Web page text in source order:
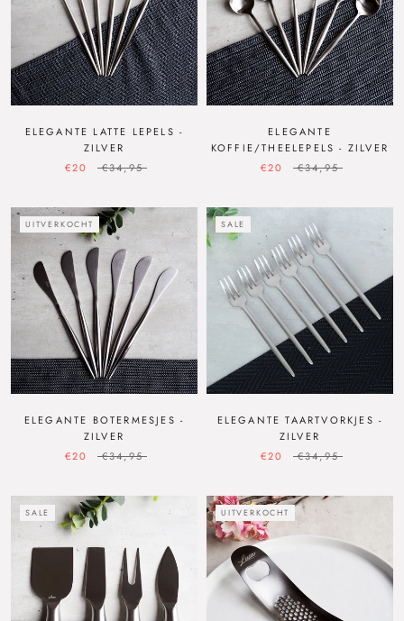
ELEGANTE LATTE LEPELS -
ZILVER
€20
€34,95
ELEGANTE
KOFFIE/THEELEPELS - ZILVER
€20
€34,95
UITVERKOCHT
ELEGANTE BOTERMESJES -
ZILVER
€20
€34,95
SALE
ELEGANTE TAARTVORKJES -
ZILVER
€20
€34,95
SALE UITVERKOCHT